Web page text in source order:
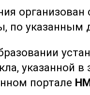
вопросы
полно
и
по
указанной в
портале